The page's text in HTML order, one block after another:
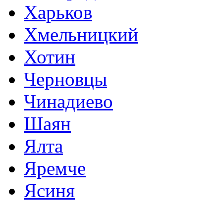
Харьков
Хмельницкий
Хотин
Черновцы
Чинадиево
Шаян
Ялта
Яремче
Ясиня